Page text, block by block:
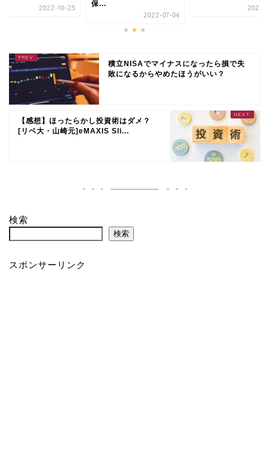
2022-
積立NISAでマイナスになったら損で失
敗になるからやめたほうがいい？
【感想】ほったらかし投資術はダメ？
[リベ大・山崎元]eMAXIS Sli...
検索
検索
スポンサーリンク